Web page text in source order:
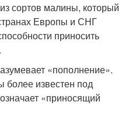
сортов малины, который
Европы и СНГ
приносить
«пополнение».
известен под
«приносящий